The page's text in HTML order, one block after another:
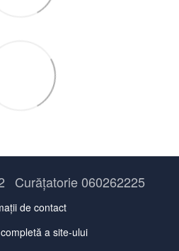
Curățatorie 060262225
de contact
a site-ului